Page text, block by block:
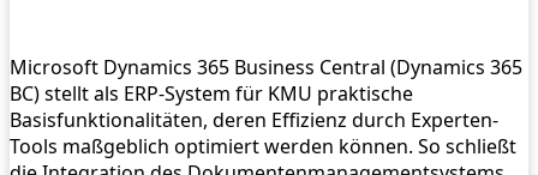
Microsoft Dynamics 365 Business Central (Dynamics 365
BC) stellt als ERP-System für KMU praktische
Basisfunktionalitäten, deren Effizienz durch Experten-
Tools maßgeblich optimiert werden können. So schließt